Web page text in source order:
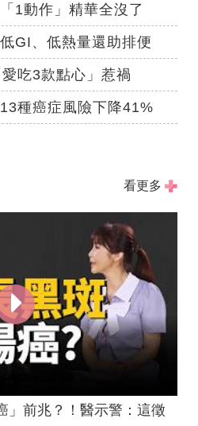
1動作」精華全沒了
GI、低熱量還助排便
吃3款點心」惹禍
種癌症風險下降41%
看更多
」前兆？！醫示警：這徵